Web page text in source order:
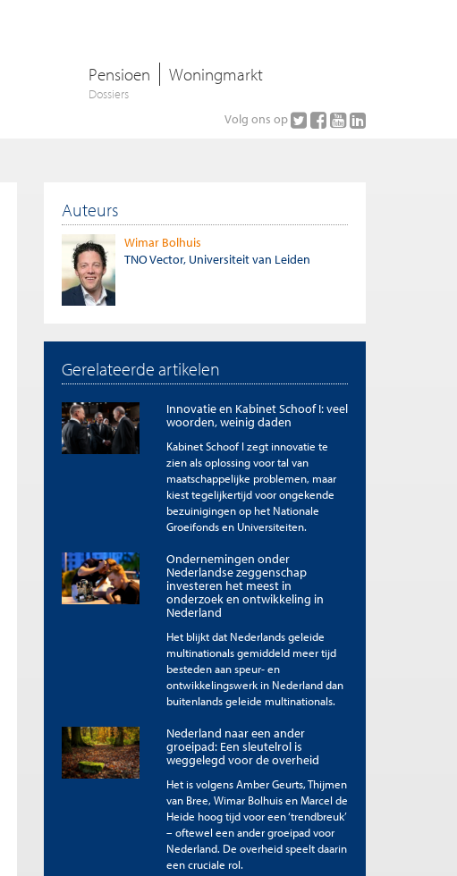
Pensioen Woningmarkt
Dossiers
Volg ons op
Auteurs
Wimar Bolhuis
TNO Vector, Universiteit van Leiden
Gerelateerde artikelen
Innovatie en Kabinet Schoof I: veel
woorden, weinig daden
Kabinet Schoof I zegt innovatie te
zien als oplossing voor tal van
maatschappelijke problemen, maar
kiest tegelijkertijd voor ongekende
bezuinigingen op het Nationale
Groeifonds en Universiteiten.
Ondernemingen onder
Nederlandse zeggenschap
investeren het meest in
onderzoek en ontwikkeling in
Nederland
Het blijkt dat Nederlands geleide
multinationals gemiddeld meer tijd
besteden aan speur- en
ontwikkelingswerk in Nederland dan
buitenlands geleide multinationals.
Nederland naar een ander
groeipad: Een sleutelrol is
weggelegd voor de overheid
Het is volgens Amber Geurts, Thijmen
van Bree, Wimar Bolhuis en Marcel de
Heide hoog tijd voor een ‘trendbreuk’
– oftewel een ander groeipad voor
Nederland. De overheid speelt daarin
een cruciale rol.